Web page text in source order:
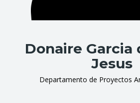
Donaire Garcia
Jesus
Departamento de Proyectos